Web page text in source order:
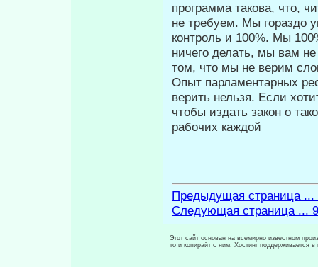
программа такова, что,
не требуем. Мы гораздо
контроль и 100%. Мы
ничего делать, мы вам
том, что мы не верим
Опыт парламентарных
верить нельзя. Если
чтобы издать закон о
рабочих каждой
Предыдущая страница ...
Следующая страница ...
Этот сайт основан на всемирно известном
то и копирайт с ним. Хостинг поддерживается